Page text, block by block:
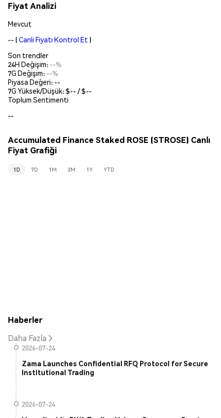
Fiyat Analizi
Mevcut
-- (Canlı Fiyatı Kontrol Et )
Son trendler
24H Değişim: --%
7G Değişim: --%
Piyasa Değeri: --
7G Yüksek/Düşük: $-- / $--
Toplum Sentimenti
--
Accumulated Finance Staked ROSE (STROSE) Canlı
Fiyat Grafiği
1D 7D 1M 3M 1Y YTD
Haberler
Daha Fazla
2026-07-24
Zama Launches Confidential RFQ Protocol for Secure
Institutional Trading
2026-07-24